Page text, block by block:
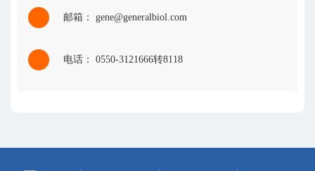
邮箱： gene@generalbiol.com
电话： 0550-3121666转8118